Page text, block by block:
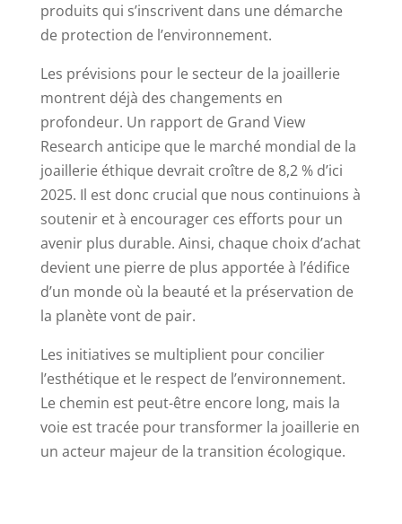
produits qui s’inscrivent dans une démarche
de protection de l’environnement.
Les prévisions pour le secteur de la joaillerie
montrent déjà des changements en
profondeur. Un rapport de Grand View
Research anticipe que le marché mondial de la
joaillerie éthique devrait croître de 8,2 % d’ici
2025. Il est donc crucial que nous continuions à
soutenir et à encourager ces efforts pour un
avenir plus durable. Ainsi, chaque choix d’achat
devient une pierre de plus apportée à l’édifice
d’un monde où la beauté et la préservation de
la planète vont de pair.
Les initiatives se multiplient pour concilier
l’esthétique et le respect de l’environnement.
Le chemin est peut-être encore long, mais la
voie est tracée pour transformer la joaillerie en
un acteur majeur de la transition écologique.